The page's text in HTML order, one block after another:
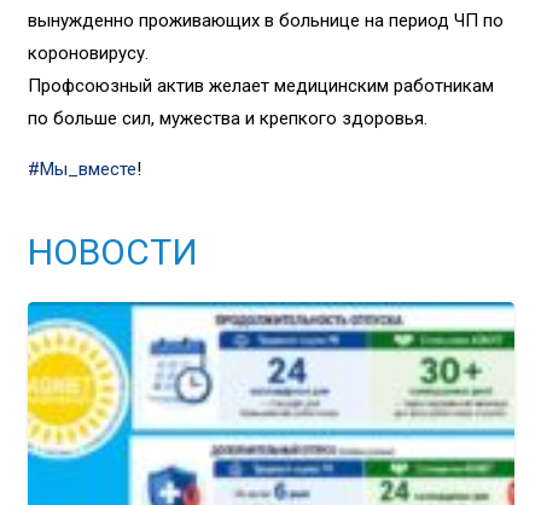
вынужденно проживающих в больнице на период ЧП по
короновирусу.
Профсоюзный актив желает медицинским работникам
по больше сил, мужества и крепкого здоровья.
#Мы_вместе!
НОВОСТИ